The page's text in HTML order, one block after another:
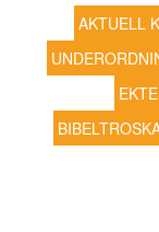
AKTUELL